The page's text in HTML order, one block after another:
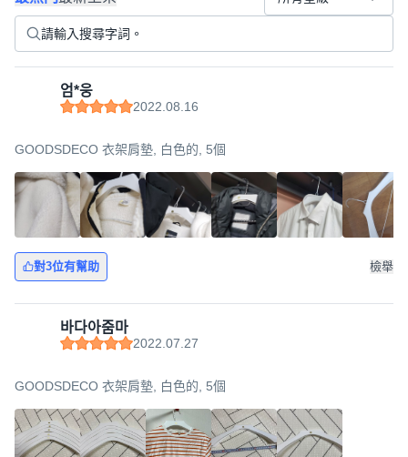
엄*웅
2022.08.16
GOODSDECO 衣架肩墊, 白色的, 5個
對3位有幫助 檢舉
바다아줌마
2022.07.27
GOODSDECO 衣架肩墊, 白色的, 5個